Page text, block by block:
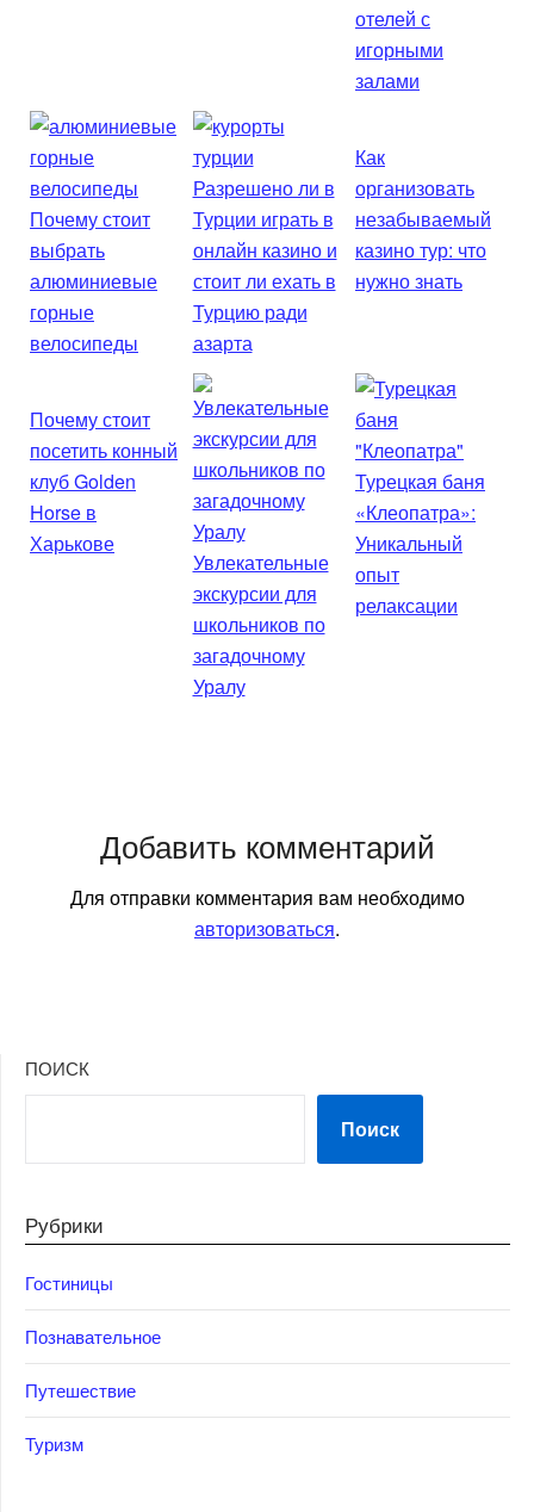
отелей с
игорными
залами
Почему стоит
выбрать
алюминиевые
горные
велосипеды
Разрешено ли в
Турции играть в
онлайн казино и
стоит ли ехать в
Турцию ради
азарта
Как
организовать
незабываемый
казино тур: что
нужно знать
Почему стоит
посетить конный
клуб Golden
Horse в
Харькове
Увлекательные
экскурсии для
школьников по
загадочному
Уралу
Турецкая баня
«Клеопатра»:
Уникальный
опыт
релаксации
Добавить комментарий
Для отправки комментария вам необходимо
авторизоваться.
ПОИСК
Поиск
Рубрики
Гостиницы
Познавательное
Путешествие
Туризм